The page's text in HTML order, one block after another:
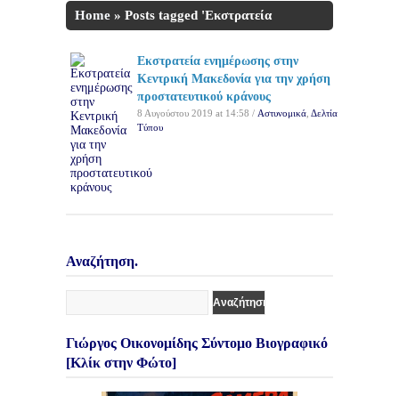
Home » Posts tagged 'Εκστρατεία
Εκστρατεία ενημέρωσης στην
Κεντρική Μακεδονία για την χρήση
προστατευτικού κράνους
8 Αυγούστου 2019 at 14:58 / Αστυνομικά Δελτία
Τύπου
Αναζήτηση.
Γιώργος Οικονομίδης Σύντομο Βιογραφικό
[Κλίκ στην Φώτο]